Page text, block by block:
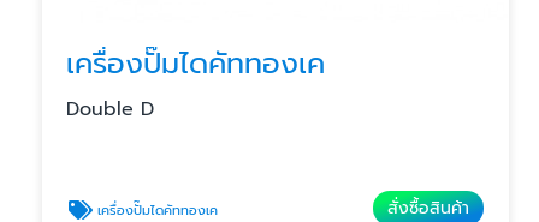
เครื่องปั๊มไดคัททองเค
Double D
เครื่องปั๊มไดคัททองเค สั่งซื้อสินค้า